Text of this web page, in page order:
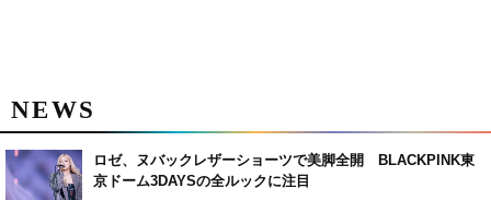
NEWS
ロゼ、ヌバックレザーショーツで美脚全開 BLACKPINK東
京ドーム3DAYSの全ルックに注目